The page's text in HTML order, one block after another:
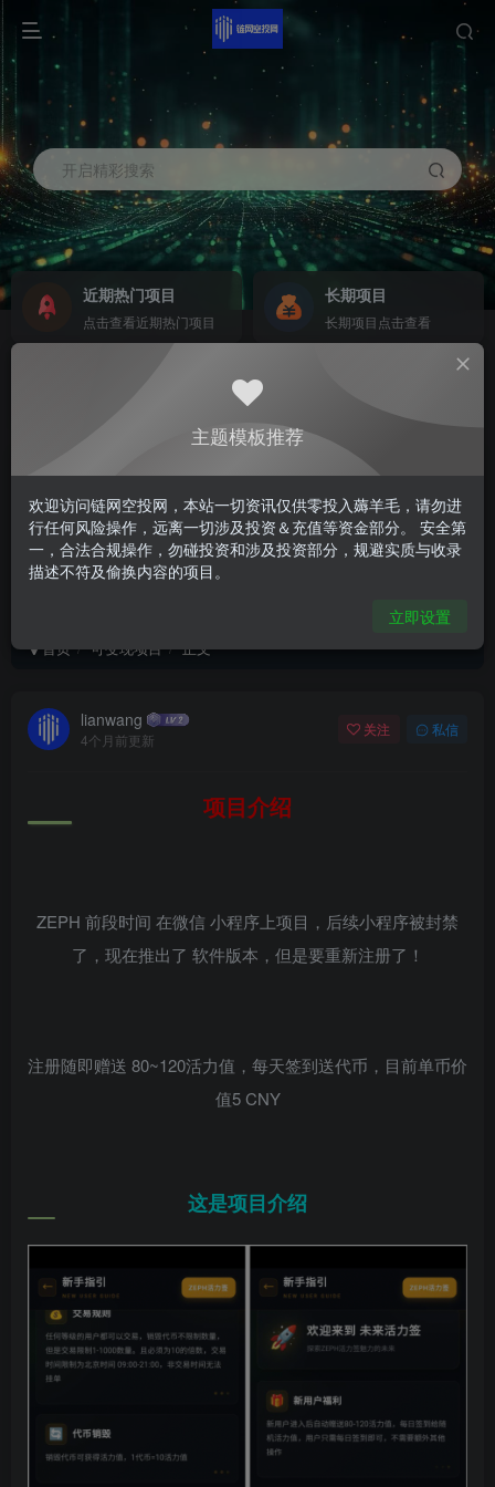
开启精彩搜索
近期热门项目
点击查看近期热门项目
长期项目
长期项目点击查看
首页 可变现项目 正文
4.3W+
lianwang
4个月前更新
关注 私信
项目介绍
ZEPH 前段时间 在微信 小程序上项目，后续小程序被封禁
了，现在推出了 软件版本，但是要重新注册了！
注册随即赠送 80~120活力值，每天签到送代币，目前单币价
值5 CNY
这是项目介绍
主题模板推荐
欢迎访问链网空投网，本站一切资讯仅供零投入薅羊毛，请勿进
行任何风险操作，远离一切涉及投资＆充值等资金部分。 安全第
一，合法合规操作，勿碰投资和涉及投资部分，规避实质与收录
描述不符及偷换内容的项目。
立即设置